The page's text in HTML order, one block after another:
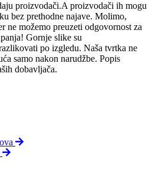
proizvodači.A proizvodači ih mogu
bez prethodne najave. Molimo,
ne možemo preuzeti odgovornost za
Gornje slike su
po izgledu. Naša tvrtka ne
samo nakon narudžbe. Popis
dobavljača.